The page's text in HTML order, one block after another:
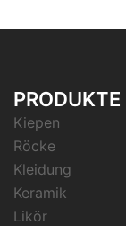
PRODUKTE
Kiepen
Röcke
Kleidung
Keramik
Likör